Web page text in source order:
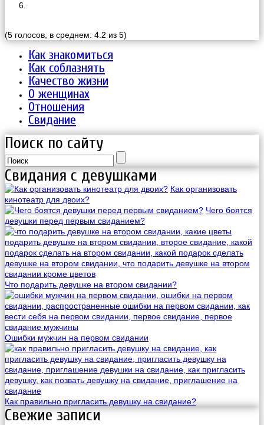
(5 голосов, в среднем: 4.2 из 5)
Как знакомиться
Как соблазнять
Качество жизни
О женщинах
Отношения
Свидание
Поиск по сайту
Свидания с девушками
Как организовать
кинотеатр для двоих?
Чего боятся
девушки перед первым свиданием?
Что подарить девушке на втором свидании?
Ошибки мужчин на первом свидании
Как правильно пригласить девушку на свидание?
Свежие записи